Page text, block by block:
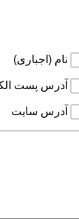
نام (اجباری)
آدرس پست
آدرس سایت